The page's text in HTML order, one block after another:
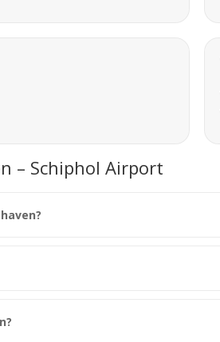
– Schiphol Airport